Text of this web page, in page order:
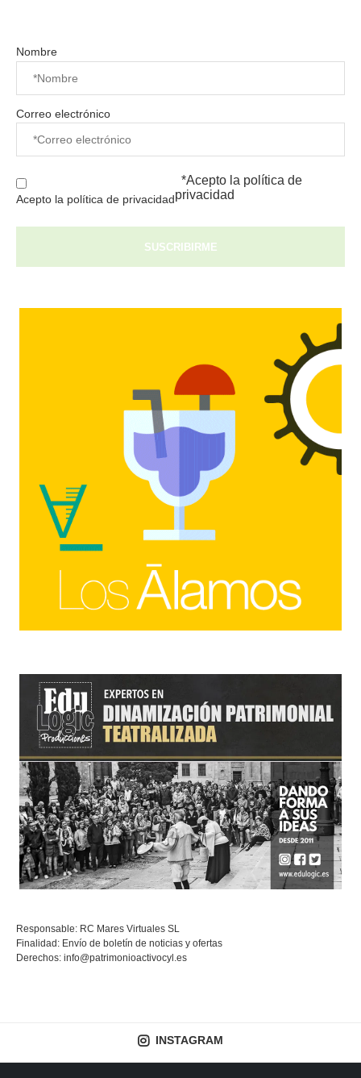
Nombre
Correo electrónico
Acepto la política de privacidad
*Acepto la política de
privacidad
Responsable: RC Mares Virtuales SL
Finalidad: Envío de boletín de noticias y ofertas
Derechos: info@patrimonioactivocyl.es
INSTAGRAM